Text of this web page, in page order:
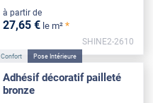
à partir de
27,65 € le m² *
SHINE2-2610
Confort Pose Intérieure
Adhésif décoratif pailleté
bronze